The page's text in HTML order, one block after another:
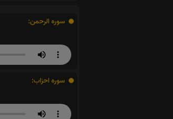
سوره الرحمن:
سوره احزاب: